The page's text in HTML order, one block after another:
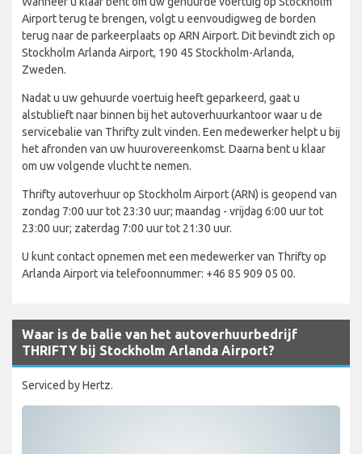
Airport terug te brengen, volgt u eenvoudigweg de borden
terug naar de parkeerplaats op ARN Airport. Dit bevindt zich op
Stockholm Arlanda Airport, 190 45 Stockholm-Arlanda,
Zweden.
Nadat u uw gehuurde voertuig heeft geparkeerd, gaat u
alstublieft naar binnen bij het autoverhuurkantoor waar u de
servicebalie van Thrifty zult vinden. Een medewerker helpt u bij
het afronden van uw huurovereenkomst. Daarna bent u klaar
om uw volgende vlucht te nemen.
Thrifty autoverhuur op Stockholm Airport (ARN) is geopend van
zondag 7:00 uur tot 23:30 uur; maandag - vrijdag 6:00 uur tot
23:00 uur; zaterdag 7:00 uur tot 21:30 uur.
U kunt contact opnemen met een medewerker van Thrifty op
Arlanda Airport via telefoonnummer: +46 85 909 05 00.
Waar is de balie van het autoverhuurbedrijf
THRIFTY bij Stockholm Arlanda Airport?
Serviced by Hertz.